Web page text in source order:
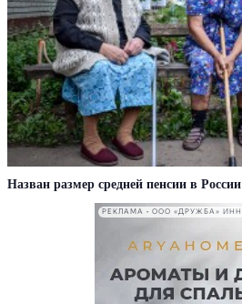
Назван размер средней пенсии в России